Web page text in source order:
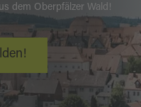
dem Oberpfälzer Wald!